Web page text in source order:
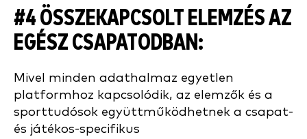
#4 ÖSSZEKAPCSOLT ELEMZÉS AZ
EGÉSZ CSAPATODBAN:
Mivel minden adathalmaz egyetlen
platformhoz kapcsolódik, az elemzők és a
sporttudósok együttműködhetnek a csapat-
és játékos-specifikus